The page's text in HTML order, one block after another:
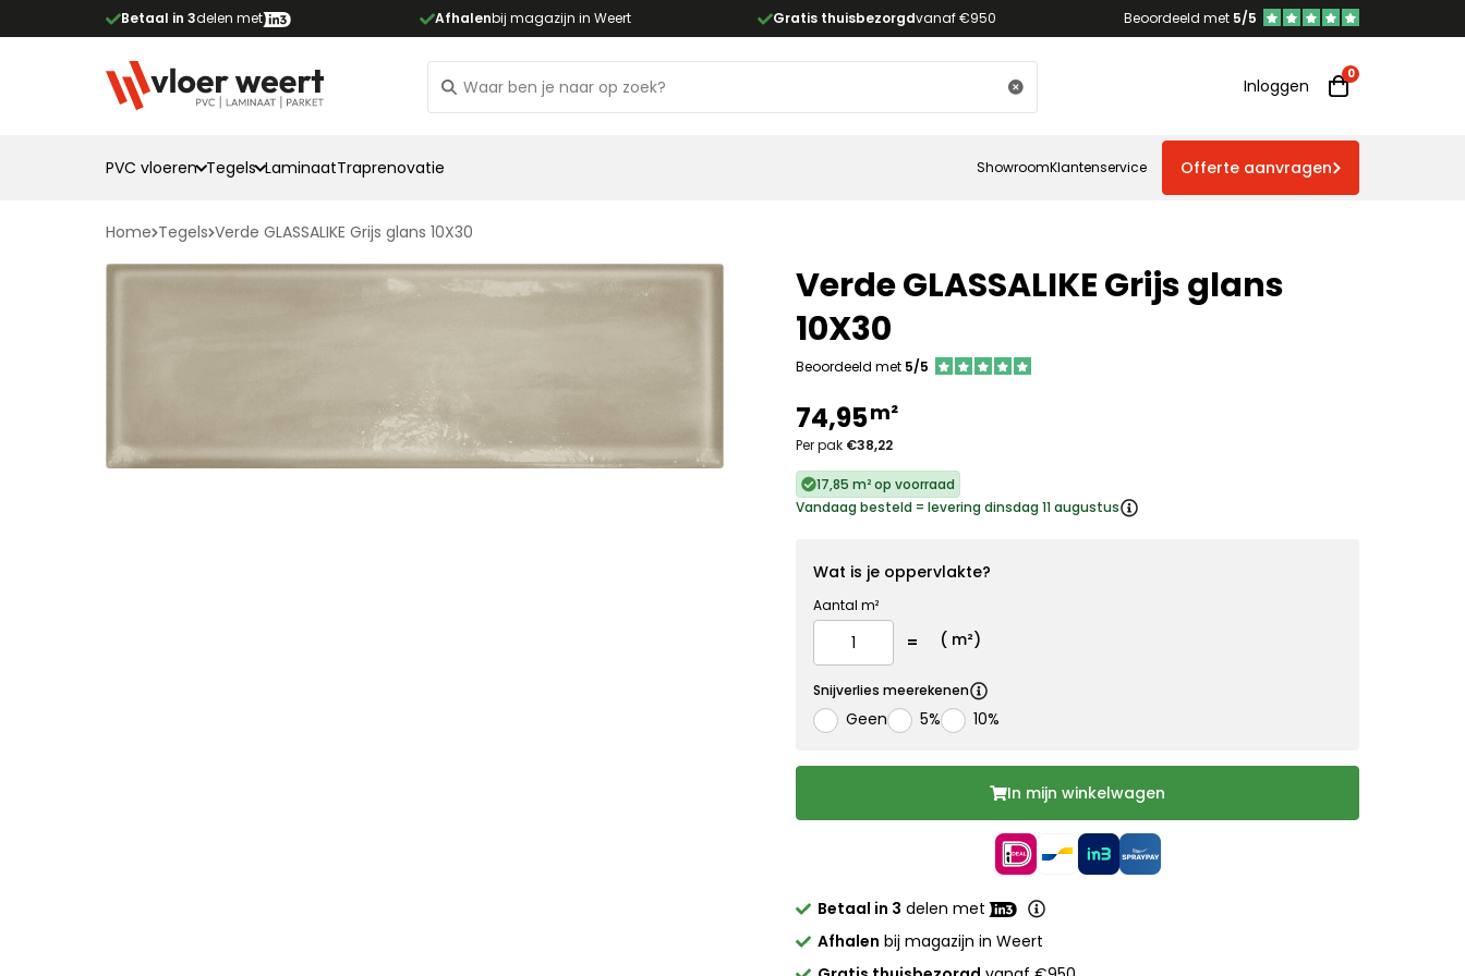
Betaal in 3delen met Afhalenbij magazijn in Weert Gratis thuisbezorgdvanaf €950 Beoordeeld met 5/5
Inloggen
PVC vloeren Tegels LaminaatTraprenovatie ShowroomKlantenservice Offerte aanvragen
Home Tegels Verde GLASSALIKE Grijs glans 10X30
Verde GLASSALIKE Grijs glans
10X30
Beoordeeld met 5/5
74,95m²
Per pak €38,22
17,85 m² op voorraad
Vandaag besteld = levering dinsdag 11 augustus
Wat is je oppervlakte?
Aantal m²
( m²)
Snijverlies meerekenen
Geen 5% 10%
In mijn winkelwagen
Betaal in 3 delen met
Afhalen bij magazijn in Weert